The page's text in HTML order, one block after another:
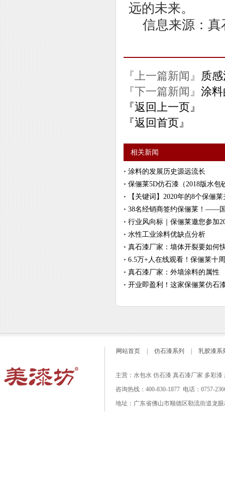
远的未来。
信息来源：真
『上一篇新闻』 质
『下一篇新闻』 涂
『返回上一页』
『返回首页』
相关新闻
• 涂料的发展历史源远流长
• 保俪莱5D仿石漆（2018版水包
•
【关键词】2020年的8个保俪
• 38名经销商签约保俪莱！——
• 行业风向标｜保俪莱邀您参加
• 水性工业涂料优缺点分析
• 真石漆厂家：墙体开裂要如何
• 6.5万+人在线观看！保俪莱十
• 真石漆厂家：外墙涂料的属性
• 开业即盈利！这家保俪莱仿石
网站首页 仿石漆系列 乳胶漆系
主营：水包水 仿石漆 真石漆厂家 多彩
咨询热线：400-830-1877 电话：0757-
地址：广东省佛山市顺德区勒流街道龙